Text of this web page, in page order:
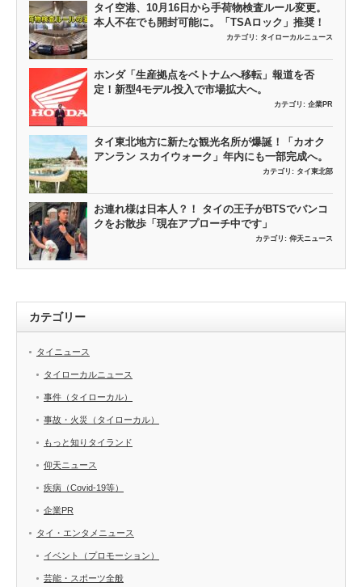
タイ空港、10月16日から手荷物検査ルール変更。
本人不在でも開封可能に。「TSAロック」推奨！
カテゴリ: タイローカルニュース
ホンダ「生産拠点をベトナムへ移転」報道を否
定！新型4モデル投入で市場拡大へ。
カテゴリ: 企業PR
タイ東北地方に新たな観光名所が爆誕！「カオク
アンラン スカイウォーク」年内にも一部完成へ。
カテゴリ: タイ東北部
お連れ様は日本人？！ タイの王子がBTSでバンコ
クをお散歩「現在アプローチ中です」
カテゴリ: 仰天ニュース
カテゴリー
タイニュース
タイローカルニュース
事件（タイローカル）
事故・火災（タイローカル）
もっと知りタイランド
仰天ニュース
疾病（Covid-19等）
企業PR
タイ・エンタメニュース
イベント（プロモーション）
芸能・スポーツ全般